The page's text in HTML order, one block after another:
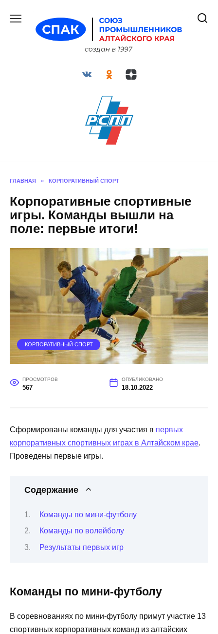
содержанию
ГЛАВНАЯ » КОРПОРАТИВНЫЙ СПОРТ
Корпоративные спортивные
игры. Команды вышли на
поле: первые итоги!
КОРПОРАТИВНЫЙ СПОРТ
ПРОСМОТРОВ
567
ОПУБЛИКОВАНО
18.10.2022
Сформированы команды для участия в первых
корпоративных спортивных играх в Алтайском крае.
Проведены первые игры.
Содержание
Команды по мини-футболу
Команды по волейболу
Результаты первых игр
Команды по мини-футболу
В соревнованиях по мини-футболу примут участие 13
спортивных корпоративных команд из алтайских